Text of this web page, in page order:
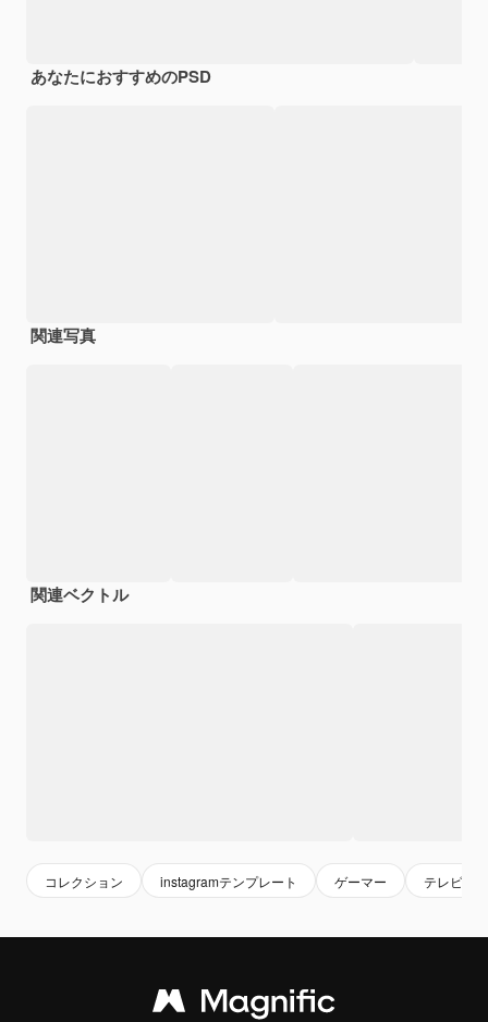
あなたにおすすめのPSD
関連写真
関連ベクトル
コレクション instagramテンプレート ゲーマー テレビゲ